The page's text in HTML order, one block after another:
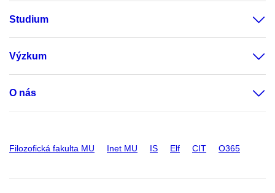
Studium
Výzkum
O nás
Filozofická fakulta MU Inet MU IS Elf CIT O365